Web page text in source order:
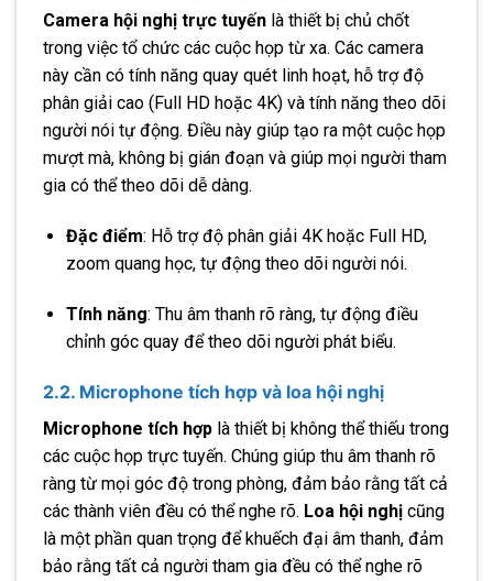
Camera hội nghị trực tuyến là thiết bị chủ chốt
trong việc tổ chức các cuộc họp từ xa. Các camera
này cần có tính năng quay quét linh hoạt, hỗ trợ độ
phân giải cao (Full HD hoặc 4K) và tính năng theo dõi
người nói tự động. Điều này giúp tạo ra một cuộc họp
mượt mà, không bị gián đoạn và giúp mọi người tham
gia có thể theo dõi dễ dàng.
Đặc điểm: Hỗ trợ độ phân giải 4K hoặc Full HD,
zoom quang học, tự động theo dõi người nói.
Tính năng: Thu âm thanh rõ ràng, tự động điều
chỉnh góc quay để theo dõi người phát biểu.
2.2. Microphone tích hợp và loa hội nghị
Microphone tích hợp là thiết bị không thể thiếu trong
các cuộc họp trực tuyến. Chúng giúp thu âm thanh rõ
ràng từ mọi góc độ trong phòng, đảm bảo rằng tất cả
các thành viên đều có thể nghe rõ. Loa hội nghị cũng
là một phần quan trọng để khuếch đại âm thanh, đảm
bảo rằng tất cả người tham gia đều có thể nghe rõ